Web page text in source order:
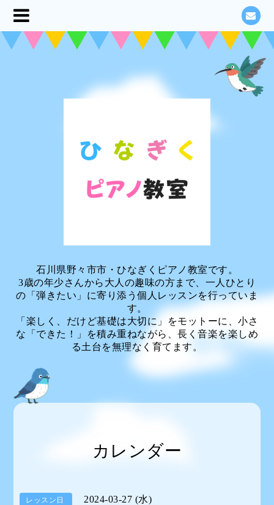
石川県野々市市・ひなぎくピアノ教室です。
3歳の年少さんから大人の趣味の方まで、一人ひとり
の「弾きたい」に寄り添う個人レッスンを行っていま
す。
「楽しく、だけど基礎は大切に」をモットーに、小さ
な「できた！」を積み重ねながら、長く音楽を楽しめ
る土台を無理なく育てます。
カレンダー
レッスン日 2024-03-27 (水)